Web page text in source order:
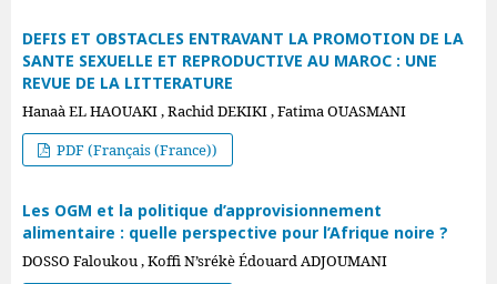
DEFIS ET OBSTACLES ENTRAVANT LA PROMOTION DE LA
SANTE SEXUELLE ET REPRODUCTIVE AU MAROC : UNE
REVUE DE LA LITTERATURE
Hanaà EL HAOUAKI , Rachid DEKIKI , Fatima OUASMANI
PDF (Français (France))
Les OGM et la politique d’approvisionnement
alimentaire : quelle perspective pour l’Afrique noire ?
DOSSO Faloukou , Koffi N’srékè Édouard ADJOUMANI